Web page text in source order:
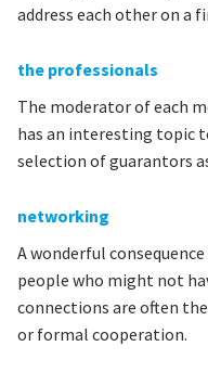
address each other on a
the professionals
The moderator of each
has an interesting topic
selection of guarantors
networking
A wonderful
people who might not
connections are often
or formal cooperation.